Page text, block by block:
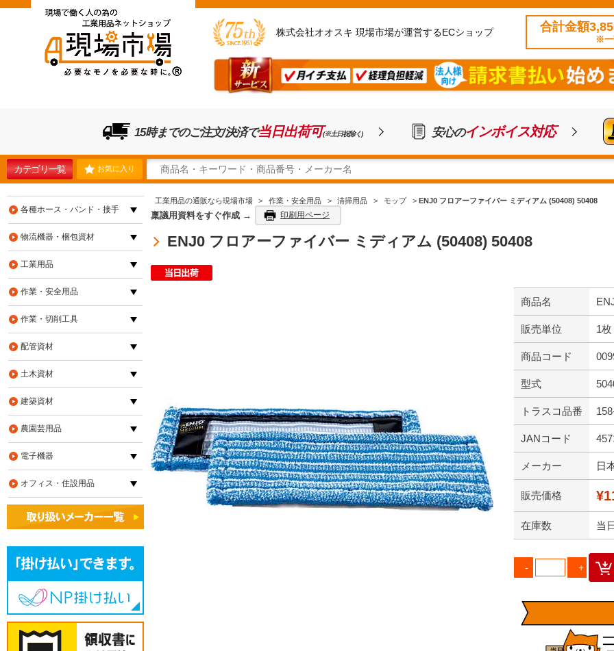
株式会社オオスキ 現場市場が運営するECショップ 合計金額
※一
15時までのご注文/決済で当日出荷可(※土日祝除く) 安心のインボイス対応
カテゴリ一覧 お気に入り
工業用品の通販なら現場市場 > 作業・安全用品 > 清掃用品 > モップ > ENJ0 フロアーファイバー ミディアム (50408) 50408
稟議用資料をすぐ作成 → 印刷用ページ
ENJ0 フロアーファイバー ミディアム (50408) 50408
商品名
販売単位 1枚
商品コード
型式
トラスコ品番
JANコード
メーカー 日
販売価格
在庫数 当
各種ホース・バンド・接手
物流機器・梱包資材
工業用品
作業・安全用品
作業・切削工具
配管資材
土木資材
建築資材
農園芸用品
電子機器
オフィス・住設用品